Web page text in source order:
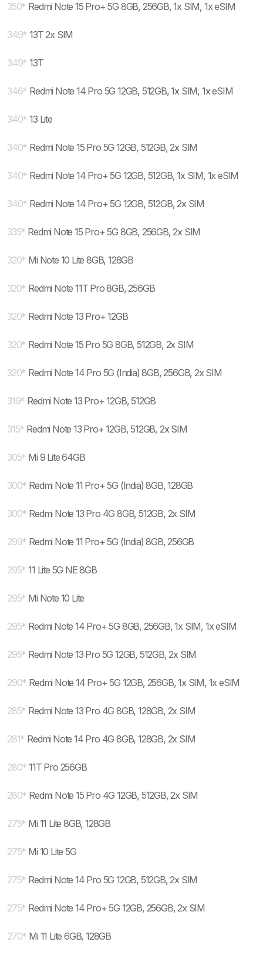
350* Redmi Note 15 Pro+ 5G 8GB, 256GB, 1x SIM, 1x eSIM
349* 13T 2x SIM
349* 13T
346* Redmi Note 14 Pro 5G 12GB, 512GB, 1x SIM, 1x eSIM
340* 13 Lite
340* Redmi Note 15 Pro 5G 12GB, 512GB, 2x SIM
340* Redmi Note 14 Pro+ 5G 12GB, 512GB, 1x SIM, 1x eSIM
340* Redmi Note 14 Pro+ 5G 12GB, 512GB, 2x SIM
335* Redmi Note 15 Pro+ 5G 8GB, 256GB, 2x SIM
320* Mi Note 10 Lite 8GB, 128GB
320* Redmi Note 11T Pro 8GB, 256GB
320* Redmi Note 13 Pro+ 12GB
320* Redmi Note 15 Pro 5G 8GB, 512GB, 2x SIM
320* Redmi Note 14 Pro 5G (India) 8GB, 256GB, 2x SIM
319* Redmi Note 13 Pro+ 12GB, 512GB
315* Redmi Note 13 Pro+ 12GB, 512GB, 2x SIM
305* Mi 9 Lite 64GB
300* Redmi Note 11 Pro+ 5G (India) 8GB, 128GB
300* Redmi Note 13 Pro 4G 8GB, 512GB, 2x SIM
299* Redmi Note 11 Pro+ 5G (India) 8GB, 256GB
295* 11 Lite 5G NE 8GB
295* Mi Note 10 Lite
295* Redmi Note 14 Pro+ 5G 8GB, 256GB, 1x SIM, 1x eSIM
295* Redmi Note 13 Pro 5G 12GB, 512GB, 2x SIM
290* Redmi Note 14 Pro+ 5G 12GB, 256GB, 1x SIM, 1x eSIM
285* Redmi Note 13 Pro 4G 8GB, 128GB, 2x SIM
281* Redmi Note 14 Pro 4G 8GB, 128GB, 2x SIM
280* 11T Pro 256GB
280* Redmi Note 15 Pro 4G 12GB, 512GB, 2x SIM
275* Mi 11 Lite 8GB, 128GB
275* Mi 10 Lite 5G
275* Redmi Note 14 Pro 5G 12GB, 512GB, 2x SIM
275* Redmi Note 14 Pro+ 5G 12GB, 256GB, 2x SIM
270* Mi 11 Lite 6GB, 128GB